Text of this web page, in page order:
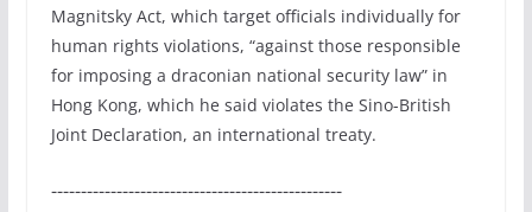
Magnitsky Act, which target officials individually for
human rights violations, “against those responsible
for imposing a draconian national security law” in
Hong Kong, which he said violates the Sino-British
Joint Declaration, an international treaty.
-------------------------------------------------